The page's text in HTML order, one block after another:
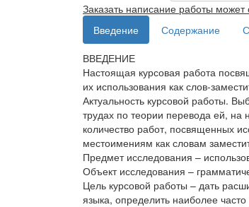
Заказать написание работы может
Введение
Содержание
ВВЕДЕНИЕ
Настоящая курсовая работа
их использования как слов-
Актуальность курсовой работы.
трудах по теории перевода ей,
количество работ, посвященных
местоимениям как словам
Предмет исследования –
Объект исследования –
Цель курсовой работы – дать
языка, определить наиболее